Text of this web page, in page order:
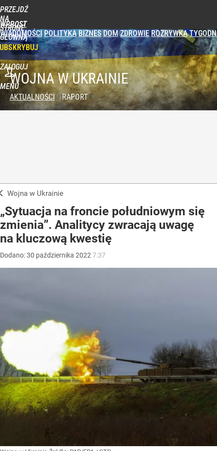
PRZEJDŹ
NA
STRONĘ
GŁÓWNĄ
WPROST
WIADOMOŚCI POLITYKA BIZNES DOM ZDROWIE ROZRYWKA
ZALOGUJ
MENUWOJNA W UKRAINIE
AKTUALNOŚCI RAPORT
Wojna w Ukrainie
„Sytuacja na froncie południowym się
zmienia”. Analitycy zwracają uwagę
na kluczową kwestię
Dodano:30 października 2022 7:37